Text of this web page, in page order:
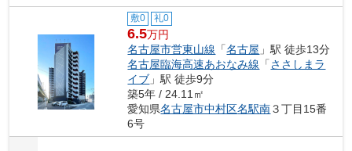
敷0 礼0
6.5万円
名古屋市営東山線 「名古屋 」駅 徒歩13分
名古屋臨海高速あおなみ線 「ささしまラ
イブ 」駅 徒歩9分
築5年 / 24.11㎡
愛知県名古屋市中村区名駅南３丁目15番
6号